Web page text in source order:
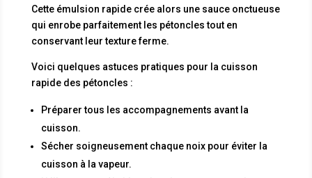
Cette émulsion rapide crée alors une sauce onctueuse
qui enrobe parfaitement les pétoncles tout en
conservant leur texture ferme.
Voici quelques astuces pratiques pour la cuisson
rapide des pétoncles :
Préparer tous les accompagnements avant la
cuisson.
Sécher soigneusement chaque noix pour éviter la
cuisson à la vapeur.